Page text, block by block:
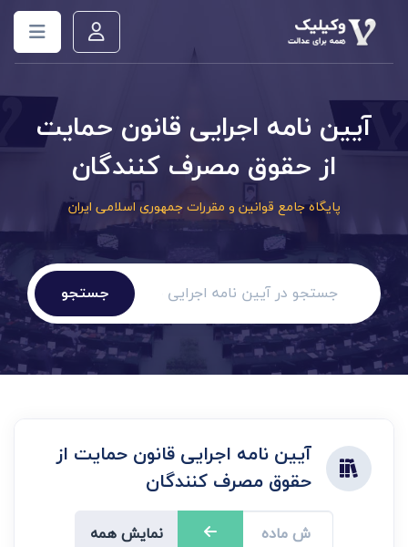
آیین نامه اجرایی قانون حمایت
از حقوق مصرف کنندگان
پایگاه جامع قوانین و مقررات جمهوری اسلامی ایران
جستجو
آیین نامه اجرایی قانون حمایت از
حقوق مصرف کنندگان
نمایش همه